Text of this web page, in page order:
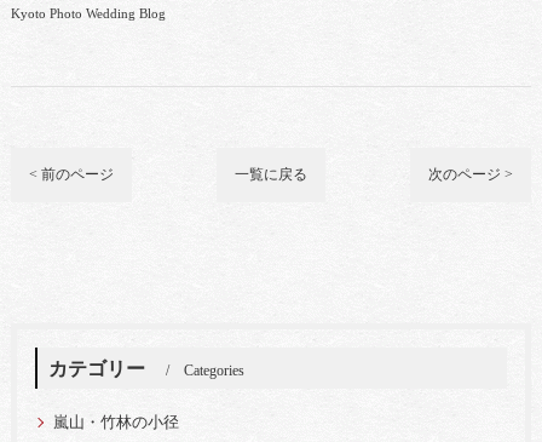
Kyoto Photo Wedding Blog
< 前のページ 一覧に戻る 次のページ >
カテゴリー Categories
嵐山・竹林の小径